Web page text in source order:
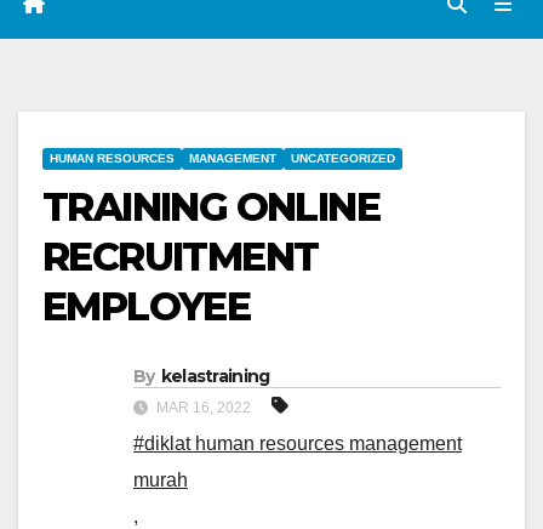
HUMAN RESOURCES MANAGEMENT UNCATEGORIZED
TRAINING ONLINE
RECRUITMENT
EMPLOYEE
By kelastraining
MAR 16, 2022
#diklat human resources management
murah
,